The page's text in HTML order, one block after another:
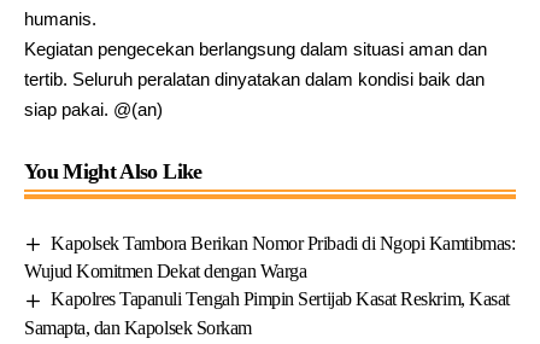
humanis.
Kegiatan pengecekan berlangsung dalam situasi aman dan
tertib. Seluruh peralatan dinyatakan dalam kondisi baik dan
siap pakai. @(an)
You Might Also Like
Kapolsek Tambora Berikan Nomor Pribadi di Ngopi Kamtibmas:
Wujud Komitmen Dekat dengan Warga
Kapolres Tapanuli Tengah Pimpin Sertijab Kasat Reskrim, Kasat
Samapta, dan Kapolsek Sorkam